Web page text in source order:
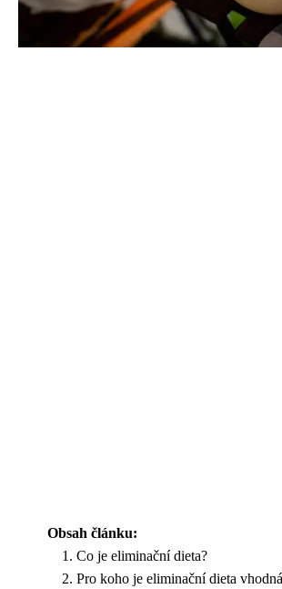
Obsah článku:
Co je eliminační dieta?
Pro koho je eliminační dieta